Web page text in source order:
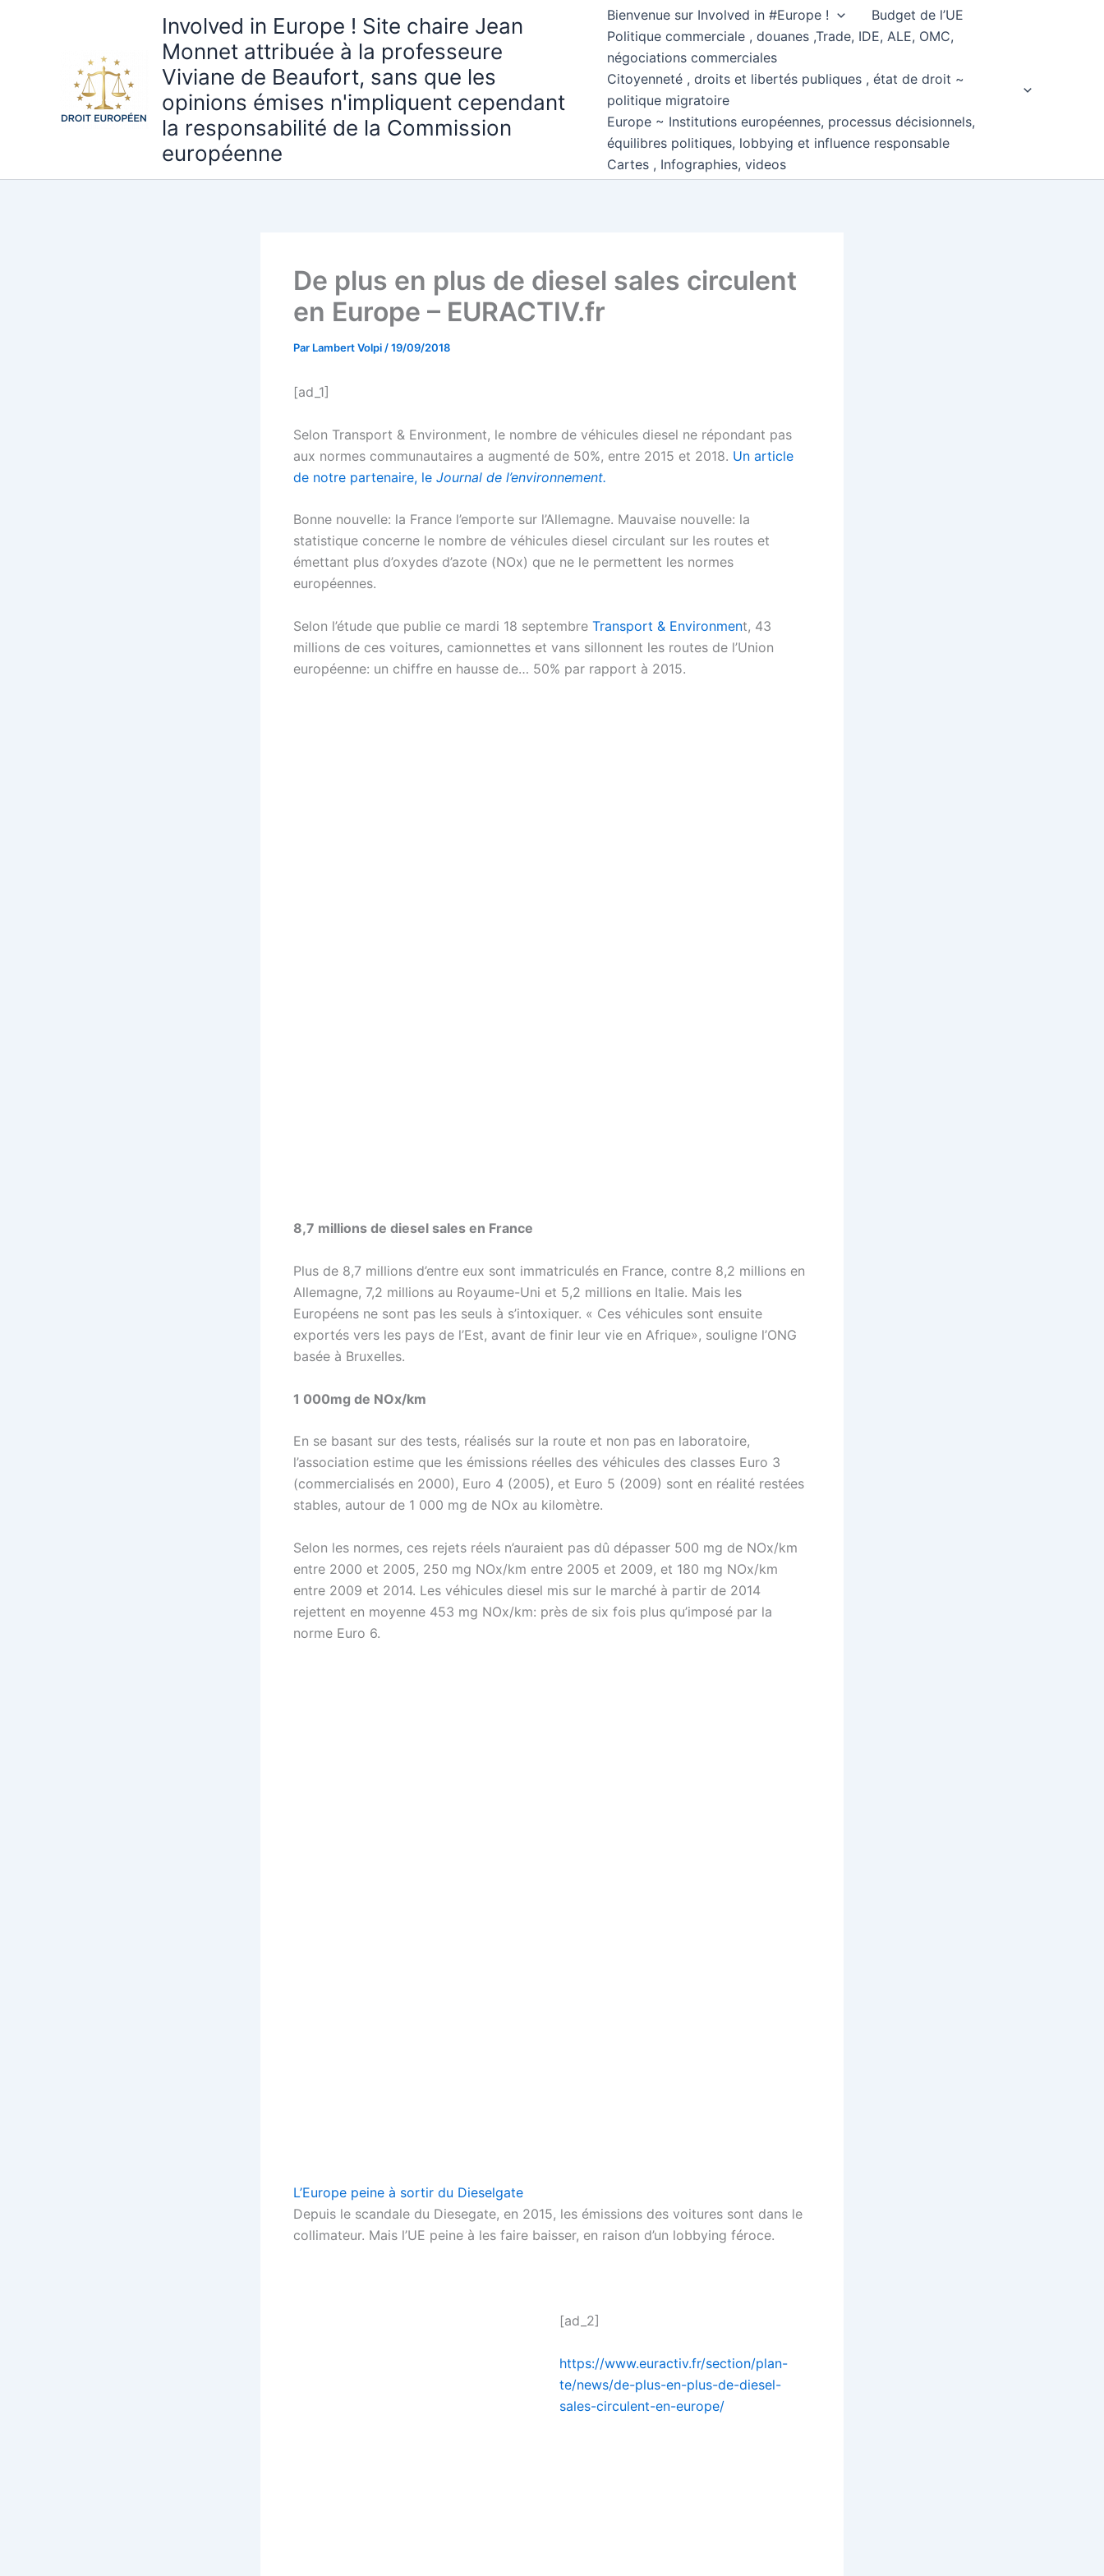
Involved in Europe ! Site chaire Jean
Monnet attribuée à la professeure
Viviane de Beaufort, sans que les
opinions émises n'impliquent cependant
la responsabilité de la Commission
européenne
Bienvenue sur Involved in #Europe !
Budget de l’UE
Politique commerciale , douanes ,Trade, IDE, ALE, OMC,
négociations commerciales
Citoyenneté , droits et libertés publiques , état de droit ~
politique migratoire
Europe ~ Institutions européennes, processus décisionnels,
équilibres politiques, lobbying et influence responsable
Cartes , Infographies, videos
De plus en plus de diesel sales circulent
en Europe – EURACTIV.fr
Par Lambert Volpi /19/09/2018
[ad_1]
Selon Transport & Environment, le nombre de véhicules diesel ne répondant pas
aux normes communautaires a augmenté de 50%, entre 2015 et 2018. Un article
de notre partenaire, le Journal de l’environnement.
Bonne nouvelle: la France l’emporte sur l’Allemagne. Mauvaise nouvelle: la
statistique concerne le nombre de véhicules diesel circulant sur les routes et
émettant plus d’oxydes d’azote (NOx) que ne le permettent les normes
européennes.
Selon l’étude que publie ce mardi 18 septembre Transport & Environment, 43
millions de ces voitures, camionnettes et vans sillonnent les routes de l’Union
européenne: un chiffre en hausse de… 50% par rapport à 2015.
8,7 millions de diesel sales en France
Plus de 8,7 millions d’entre eux sont immatriculés en France, contre 8,2 millions en
Allemagne, 7,2 millions au Royaume-Uni et 5,2 millions en Italie. Mais les
Européens ne sont pas les seuls à s’intoxiquer. « Ces véhicules sont ensuite
exportés vers les pays de l’Est, avant de finir leur vie en Afrique», souligne l’ONG
basée à Bruxelles.
1 000mg de NOx/km
En se basant sur des tests, réalisés sur la route et non pas en laboratoire,
l’association estime que les émissions réelles des véhicules des classes Euro 3
(commercialisés en 2000), Euro 4 (2005), et Euro 5 (2009) sont en réalité restées
stables, autour de 1 000 mg de NOx au kilomètre.
Selon les normes, ces rejets réels n’auraient pas dû dépasser 500 mg de NOx/km
entre 2000 et 2005, 250 mg NOx/km entre 2005 et 2009, et 180 mg NOx/km
entre 2009 et 2014. Les véhicules diesel mis sur le marché à partir de 2014
rejettent en moyenne 453 mg NOx/km: près de six fois plus qu’imposé par la
norme Euro 6.
L’Europe peine à sortir du Dieselgate
Depuis le scandale du Diesegate, en 2015, les émissions des voitures sont dans le
collimateur. Mais l’UE peine à les faire baisser, en raison d’un lobbying féroce.
[ad_2]
https://www.euractiv.fr/section/plan-
te/news/de-plus-en-plus-de-diesel-
sales-circulent-en-europe/